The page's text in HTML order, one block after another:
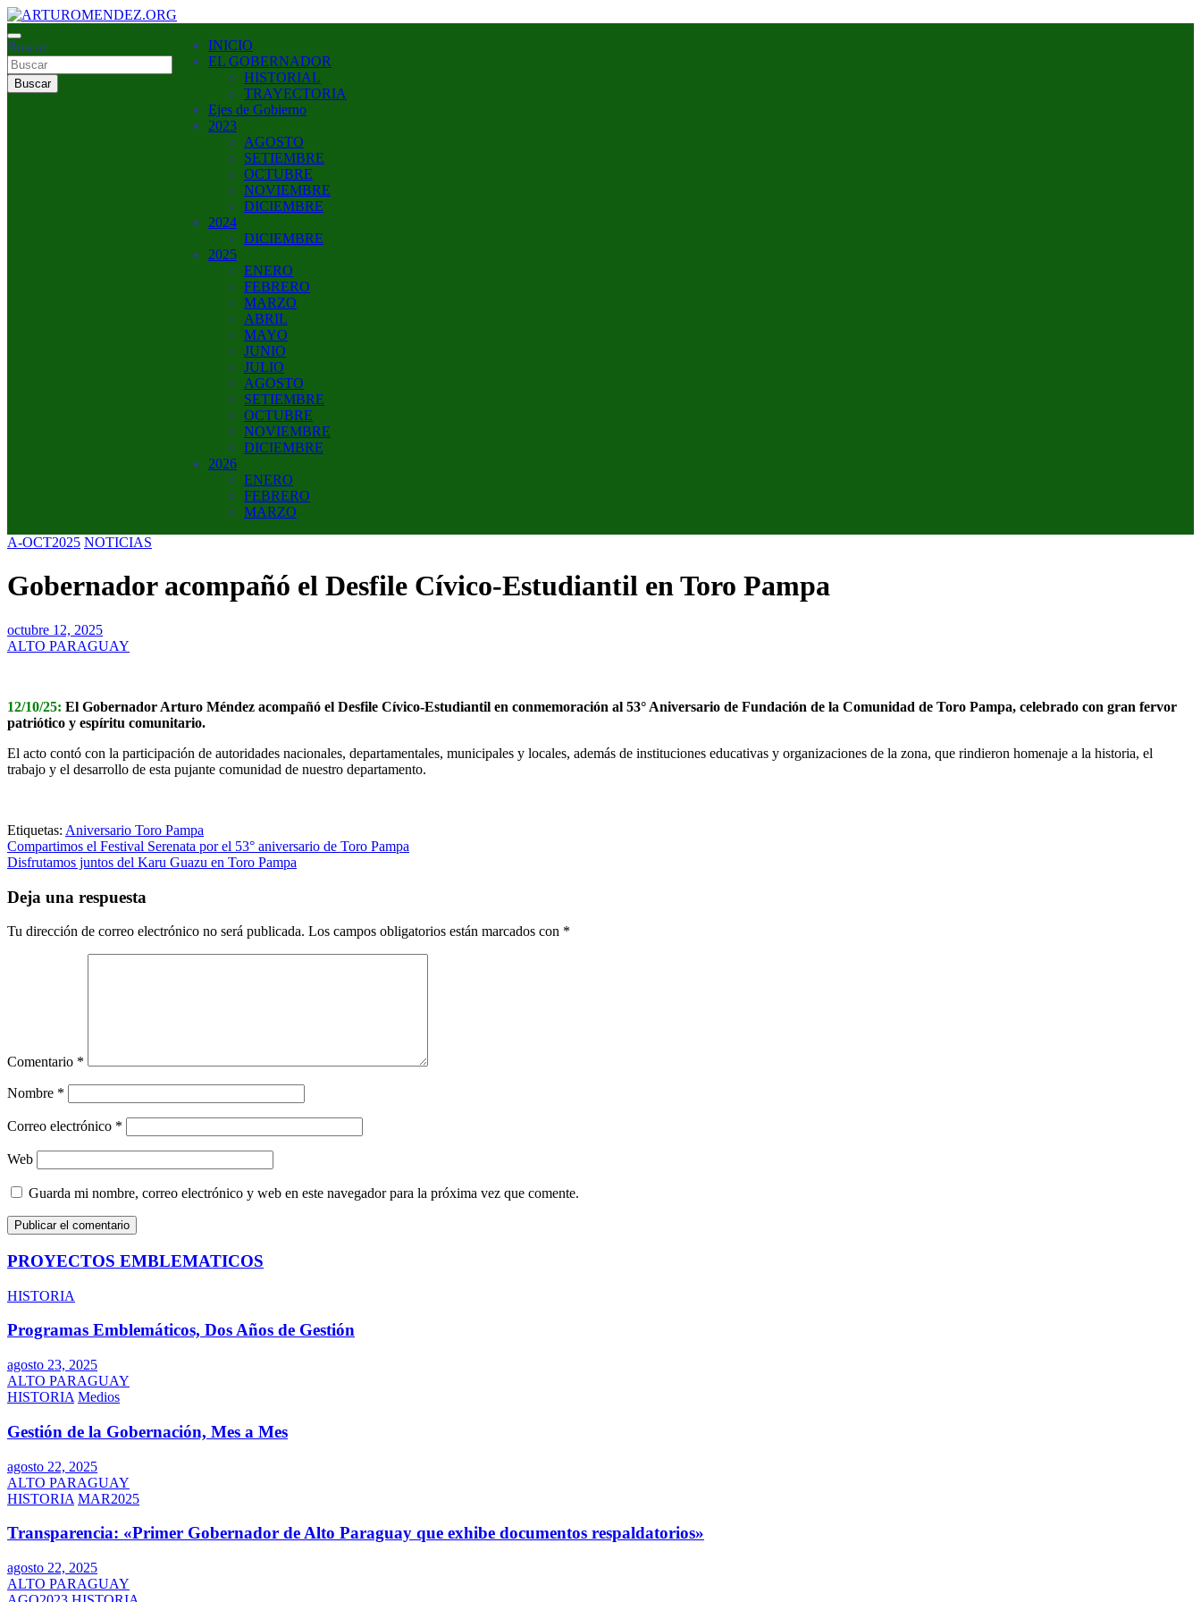
Saltar
al
contenido
ARTUROMENDEZ.ORG
ARTURO MENDEZ GOBERNADOR 2023
Buscar
Buscar
INICIO
EL GOBERNADOR
HISTORIAL
TRAYECTORIA
Ejes de Gobierno
2023
AGOSTO
SETIEMBRE
OCTUBRE
NOVIEMBRE
DICIEMBRE
2024
DICIEMBRE
2025
ENERO
FEBRERO
MARZO
ABRIL
MAYO
JUNIO
JULIO
AGOSTO
SETIEMBRE
OCTUBRE
NOVIEMBRE
DICIEMBRE
2026
ENERO
FEBRERO
MARZO
A-OCT2025 NOTICIAS
Gobernador acompañó el Desfile Cívico-Estudiantil en Toro Pampa
octubre 12, 2025
ALTO PARAGUAY
12/10/25: El Gobernador Arturo Méndez acompañó el Desfile Cívico-Estudiantil en conmemoración al 53° Aniversario de Fundación de la Comunidad de Toro Pampa, celebrado con gran fervor
patriótico y espíritu comunitario.
El acto contó con la participación de autoridades nacionales, departamentales, municipales y locales, además de instituciones educativas y organizaciones de la zona, que rindieron homenaje a la historia, el
trabajo y el desarrollo de esta pujante comunidad de nuestro departamento.
Etiquetas: Aniversario Toro Pampa
Navegación
de
entradas
Compartimos el Festival Serenata por el 53° aniversario de Toro Pampa
Disfrutamos juntos del Karu Guazu en Toro Pampa
Deja una respuesta
Tu dirección de correo electrónico no será publicada. Los campos obligatorios están marcados con *
Comentario *
Nombre *
Correo electrónico *
Web
Guarda mi nombre, correo electrónico y web en este navegador para la próxima vez que comente.
PROYECTOS EMBLEMATICOS
HISTORIA
Programas Emblemáticos, Dos Años de Gestión
agosto 23, 2025
ALTO PARAGUAY
HISTORIA Medios
Gestión de la Gobernación, Mes a Mes
agosto 22, 2025
ALTO PARAGUAY
HISTORIA MAR2025
Transparencia: «Primer Gobernador de Alto Paraguay que exhibe documentos respaldatorios»
agosto 22, 2025
ALTO PARAGUAY